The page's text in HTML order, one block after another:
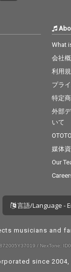
What
会社
利用
プラ
特定
外部
いて
媒体
Our
言語/Language -
musicians and
/ NexTone:
since 2004,